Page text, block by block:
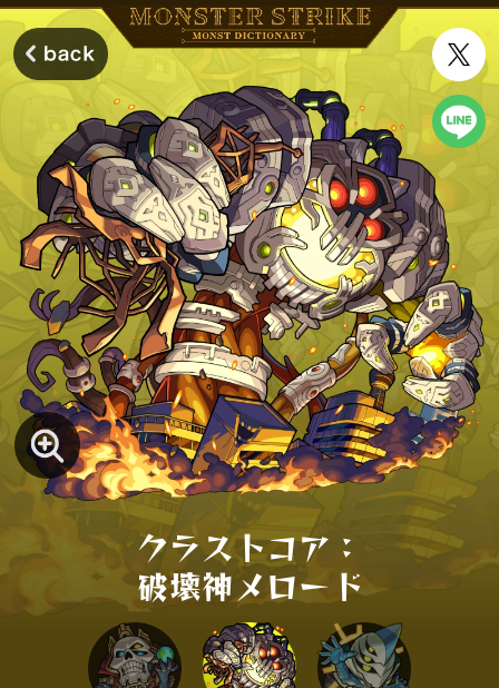
クラストコア：
破壊神メロード